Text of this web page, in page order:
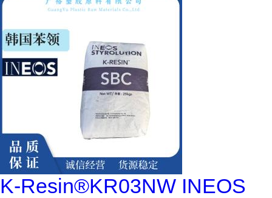
K-Resin®KR03NW INEOS